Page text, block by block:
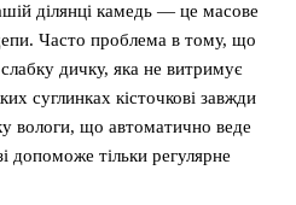
ділянці камедь — це масове
Часто проблема в тому, що
дичку, яка не витримує
суглинках кісточкові завжди
вологи, що автоматично веде
допоможе тільки регулярне